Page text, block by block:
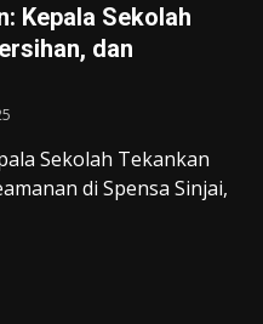
Kepala Sekolah
dan
Sekolah Tekankan
di Spensa Sinjai,